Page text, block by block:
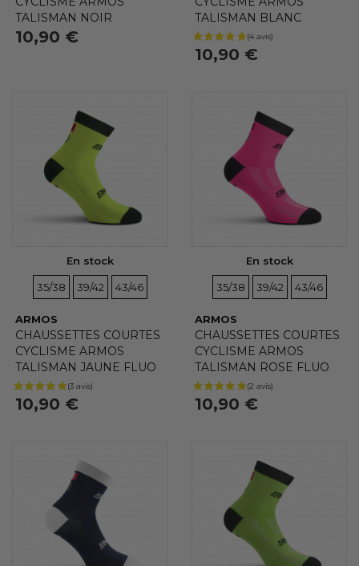
NOUVEAUX PRODUITS
SOUS-CATÉGORIES
Aucun choix disponible pour ce groupe
TALISMAN NOIR
10,90 €
TALISMAN BLANC
10,90 €
En stock
TAILLES
35/38
TAILLES
39/42
TAILLES
43/46
ARMOS
CHAUSSETTES COURTES
CYCLISME ARMOS
TALISMAN JAUNE FLUO
10,90 €
En stock
TAILLES
35/38
TAILLES
39/42
TAILLES
43/46
ARMOS
CHAUSSETTES COURTES
CYCLISME ARMOS
TALISMAN ROSE FLUO
10,90 €